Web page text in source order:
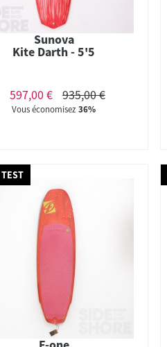
Sunova
Kite Darth - 5'5
597,00 € 935,00 €
Vous économisez36%